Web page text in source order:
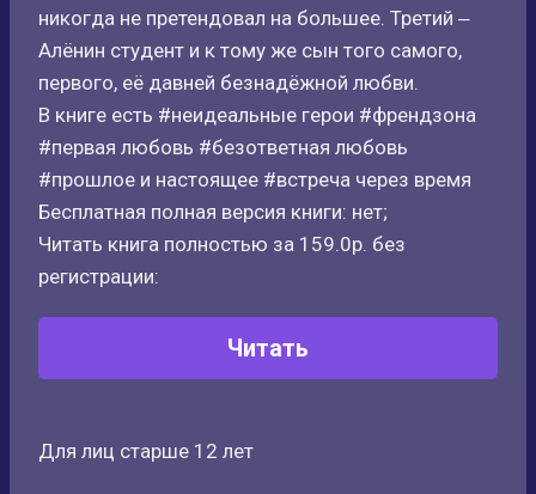
никогда не претендовал на большее. Третий ‒
Алёнин студент и к тому же сын того самого,
первого, её давней безнадёжной любви.
В книге есть #неидеальные герои #френдзона
#первая любовь #безответная любовь
#прошлое и настоящее #встреча через время
Бесплатная полная версия книги: нет;
Читать книга полностью за 159.0р. без
регистрации:
Читать
Для лиц старше 12 лет